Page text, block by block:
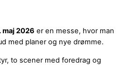
maj 2026 er en messe, hvor man
med planer og nye drømme.
to scener med foredrag og